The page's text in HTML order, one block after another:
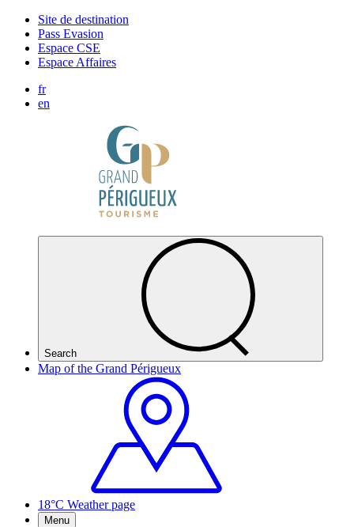
Site de destination
Pass Evasion
Espace CSE
Espace Affaires
fr
en
Search
Map of the Grand Périgueux
18°C Weather page
Menu